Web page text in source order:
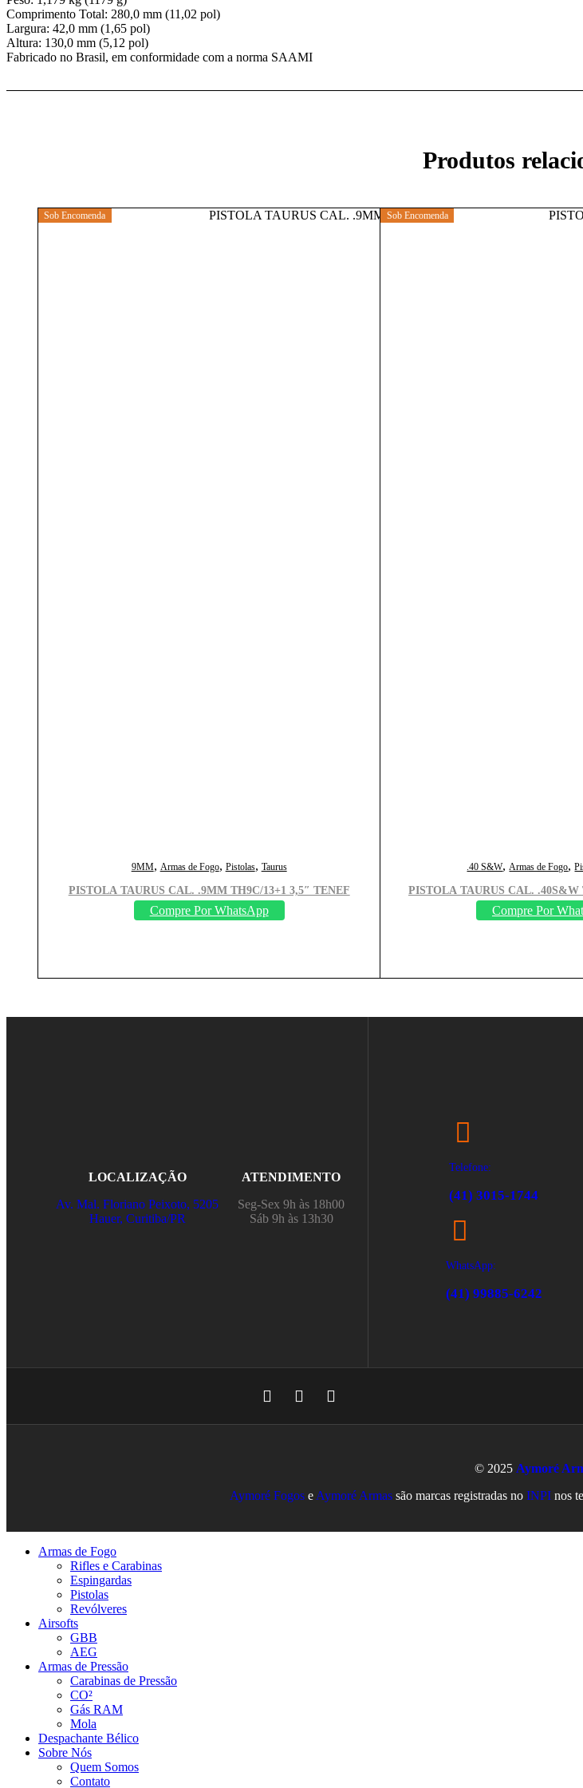
Comprimento Total: 280,0 mm (11,02 pol)
Largura: 42,0 mm (1,65 pol)
Altura: 130,0 mm (5,12 pol)
Fabricado no Brasil, em conformidade com a norma SAAMI
Produtos
Sob Encomenda
9MM, Armas de Fogo, Pistolas, Taurus
PISTOLA TAURUS CAL. .9MM TH9C/13+1 3,5″ TENEF
Compre Por WhatsApp
Sob Encomenda
.40 S&W, Armas de Fogo,
PISTOLA TAURUS CAL. .40S&W
Compre Por
LOCALIZAÇÃO
Av. Mal. Floriano Peixoto, 5205
Hauer, Curitiba/PR
ATENDIMENTO
Seg-Sex 9h às 18h00
Sáb 9h às 13h30
Telefone:
(41) 3015-1744
WhatsApp:
(41) 99885-6242
© 2025 Aymoré
Aymoré Fogos e Aymoré Armas são marcas registradas no INPI nos
Armas de Fogo
Rifles e Carabinas
Espingardas
Pistolas
Revólveres
Airsofts
GBB
AEG
Armas de Pressão
Carabinas de Pressão
CO²
Gás RAM
Mola
Despachante Bélico
Sobre Nós
Quem Somos
Contato